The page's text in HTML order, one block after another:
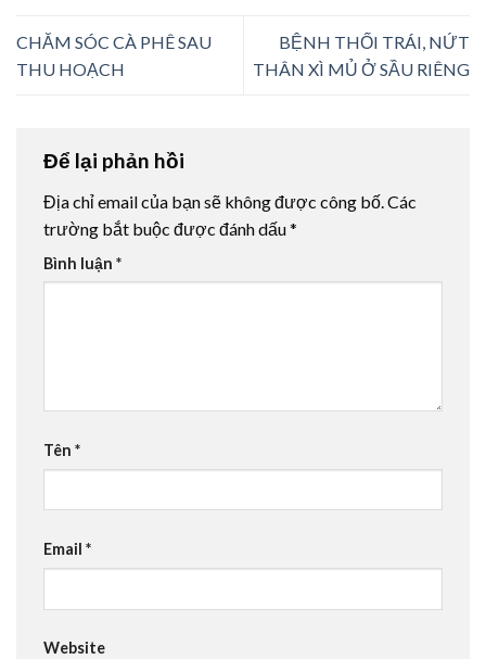
CHĂM SÓC CÀ PHÊ SAU
THU HOẠCH
BỆNH THỐI TRÁI, NỨT
THÂN XÌ MỦ Ở SẦU RIÊNG
Để lại phản hồi
Địa chỉ email của bạn sẽ không được công bố. Các
trường bắt buộc được đánh dấu*
Bình luận *
Tên *
Email *
Website